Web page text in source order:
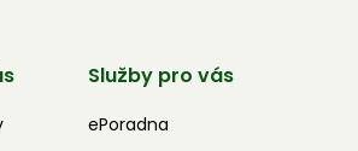
Služby pro vás
ePoradna